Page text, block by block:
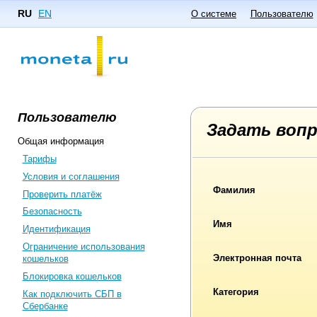
RU EN О системе Пользователю
Пользователю
Общая информация
Тарифы
Условия и соглашения
Проверить платёж
Безопасность
Идентификация
Ограничение использования
кошельков
Блокировка кошельков
Как подключить СБП в
Сбербанке
Задать
Фамилия
Имя
Электронная почта
Категория